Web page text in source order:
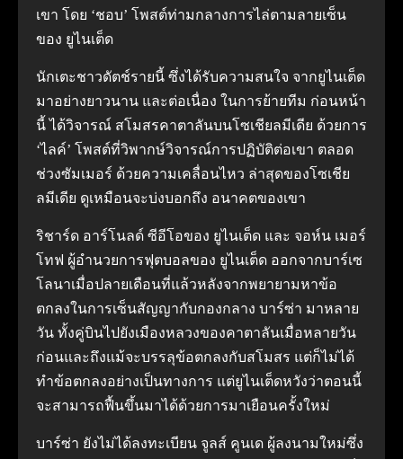
เขา โดย ‘ชอบ’ โพสต์ท่ามกลางการไล่ตามลายเซ็น
ของ ยูไนเต็ด
นักเตะชาวดัตช์รายนี้ ซึ่งได้รับความสนใจ จากยูไนเต็ด
มาอย่างยาวนาน และต่อเนื่อง ในการย้ายทีม ก่อนหน้า
นี้ ได้วิจารณ์ สโมสรคาตาลันบนโซเชียลมีเดีย ด้วยการ
‘ไลค์’ โพสต์ที่วิพากษ์วิจารณ์การปฏิบัติต่อเขา ตลอด
ช่วงซัมเมอร์ ด้วยความเคลื่อนไหว ล่าสุดของโซเชีย
ลมีเดีย ดูเหมือนจะบ่งบอกถึง อนาคตของเขา
ริชาร์ด อาร์โนลด์ ซีอีโอของ ยูไนเต็ด และ จอห์น เมอร์
โทฟ ผู้อำนวยการฟุตบอลของ ยูไนเต็ด ออกจากบาร์เซ
โลนาเมื่อปลายเดือนที่แล้วหลังจากพยายามหาข้อ
ตกลงในการเซ็นสัญญากับกองกลาง บาร์ซ่า มาหลาย
วัน ทั้งคู่บินไปยังเมืองหลวงของคาตาลันเมื่อหลายวัน
ก่อนและถึงแม้จะบรรลุข้อตกลงกับสโมสร แต่ก็ไม่ได้
ทำข้อตกลงอย่างเป็นทางการ แต่ยูไนเต็ดหวังว่าตอนนี้
จะสามารถฟื้นขึ้นมาได้ด้วยการมาเยือนครั้งใหม่
บาร์ซ่า ยังไม่ได้ลงทะเบียน จูลส์ คูนเด ผู้ลงนามใหม่ซึ่ง